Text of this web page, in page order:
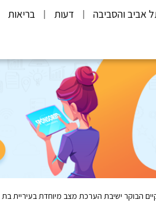
אביב והסביבה דעות בריאות
הבוקר ישיבת הערכת מצב מיוחדת בעיריית בת